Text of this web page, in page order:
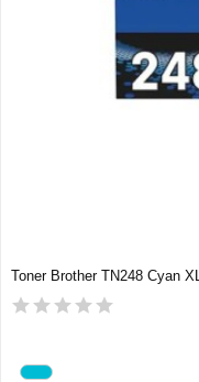
Toner Brother TN248 Cyan XL